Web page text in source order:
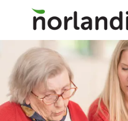
Våre tjenester
Hjemmetjenester